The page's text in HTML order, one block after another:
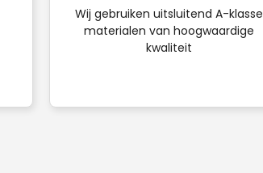
Wij gebruiken uitsluitend A-klasse
materialen van hoogwaardige
kwaliteit